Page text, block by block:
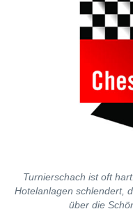
Turnierschach ist oft
Hotelanlagen schlendert,
über die